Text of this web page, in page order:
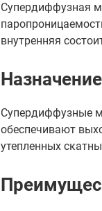
Супердиффузная
внутренняя
Назначение
Супердиффузные
обеспечивают
утепленных